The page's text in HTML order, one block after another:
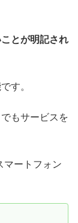
とが明記され
す。
もサービスを
マートフォン